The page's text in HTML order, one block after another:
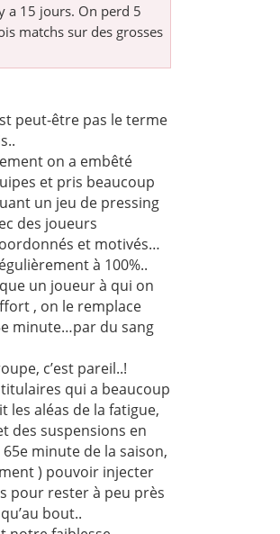
a 15 jours. On perd 5
matchs sur des grosses
peut-être pas le terme
on a embêté
et pris beaucoup
un jeu de pressing
des joueurs
et motivés…
à 100%..
un joueur à qui on
, on le remplace
minute…par du sang
c’est pareil..!
qui a beaucoup
les aléas de la fatigue,
des suspensions en
minute de la saison,
) pouvoir injecter
pour rester à peu près
bout..